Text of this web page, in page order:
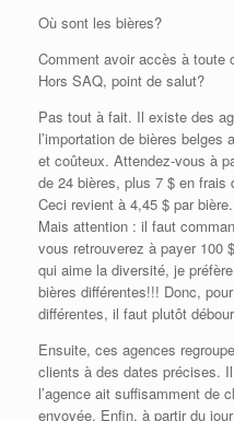
Où sont les bières?
Comment avoir accès à toute
Hors SAQ, point de salut?
Pas tout à fait. Il existe des
l’importation de bières belges
et coûteux. Attendez-vous à
de 24 bières, plus 7 $ en frais
Ceci revient à 4,45 $ par
Mais attention : il faut
vous retrouverez à payer 100
qui aime la diversité, je
bières différentes!!! Donc,
différentes, il faut plutôt
Ensuite, ces agences
clients à des dates précises.
l’agence ait suffisamment de
envoyée. Enfin, à partir du